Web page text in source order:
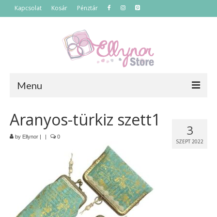
Kapcsolat Kosár Pénztár
Menu
Termékek
Akciós termékek
Táskák
Neszeszerek
3
SZEPT 2022
Aranyos-türkiz szett1
by Ellynor | | 0